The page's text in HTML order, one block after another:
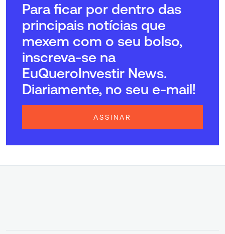
Para ficar por dentro das
principais notícias que
mexem com o seu bolso,
inscreva-se na
EuQueroInvestir News.
Diariamente, no seu e-mail!
ASSINAR